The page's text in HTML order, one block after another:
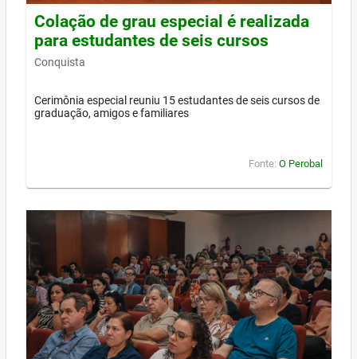
Colação de grau especial é realizada
para estudantes de seis cursos
Conquista
Cerimônia especial reuniu 15 estudantes de seis cursos de
graduação, amigos e familiares
Fonte: O Perobal